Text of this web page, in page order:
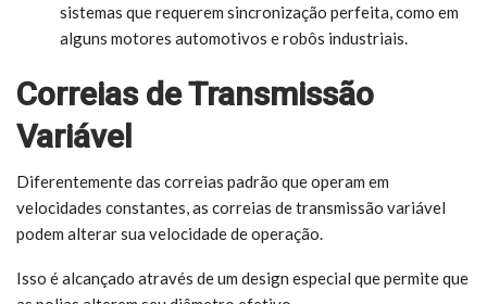
sistemas que requerem sincronização perfeita, como em
alguns motores automotivos e robôs industriais.
Correias de Transmissão
Variável
Diferentemente das correias padrão que operam em
velocidades constantes, as correias de transmissão variável
podem alterar sua velocidade de operação.
Isso é alcançado através de um design especial que permite que